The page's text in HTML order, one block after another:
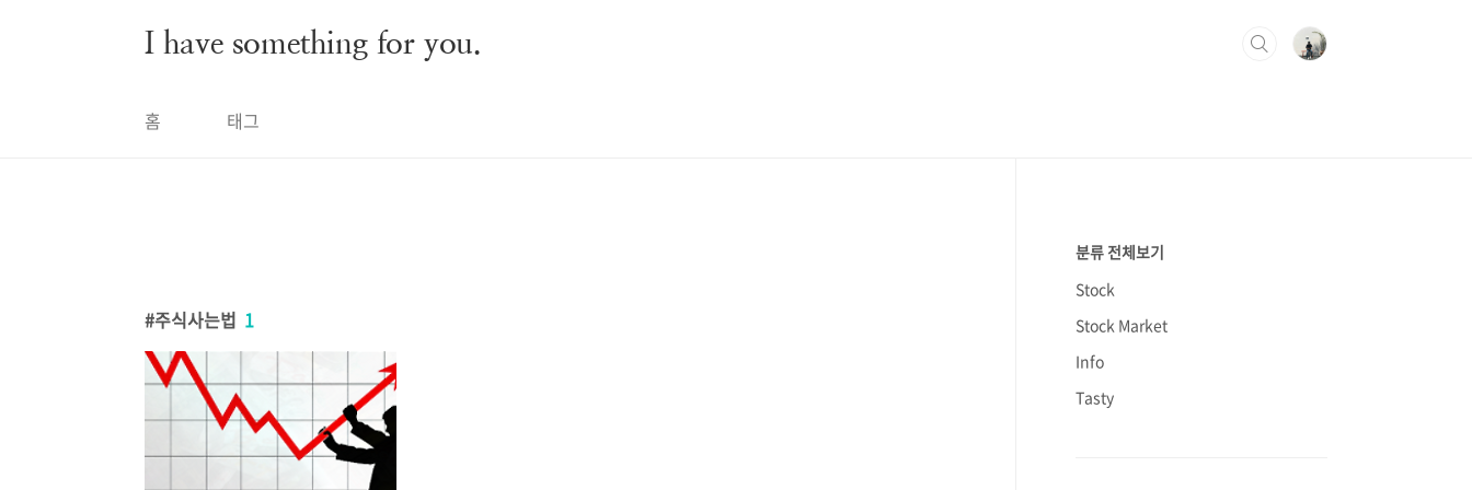
I have something for you.
홈 태그
주식사는법 1
분류 전체보기
Stock
Stock Market
Info
Tasty